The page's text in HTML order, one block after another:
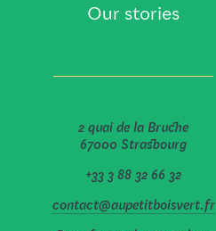
Our stories
2 quai de la Bruche
67000 Strasbourg
+33 3 88 32 66 32
contact@aupetitboisvert.fr